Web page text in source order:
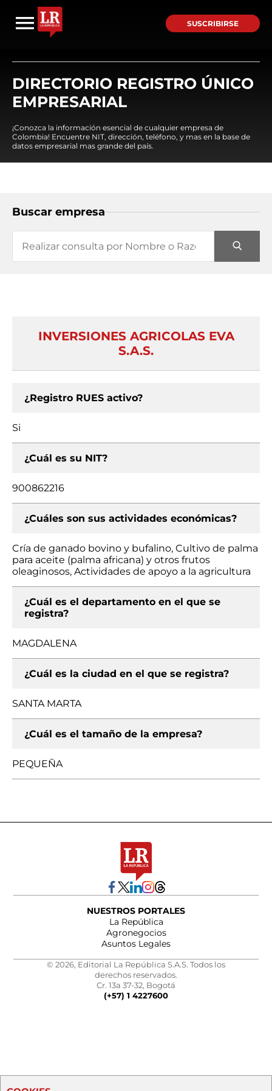
SUSCRIBIRSE
DIRECTORIO REGISTRO ÚNICO
EMPRESARIAL
¡Conozca la información esencial de cualquier empresa de
Colombia! Encuentre NIT, dirección, teléfono, y mas en la base de
datos empresarial mas grande del país.
Buscar empresa
INVERSIONES AGRICOLAS EVA
S.A.S.
¿Registro RUES activo?
Si
¿Cuál es su NIT?
900862216
¿Cuáles son sus actividades económicas?
Cría de ganado bovino y bufalino, Cultivo de palma
para aceite (palma africana) y otros frutos
oleaginosos, Actividades de apoyo a la agricultura
¿Cuál es el departamento en el que se
registra?
MAGDALENA
¿Cuál es la ciudad en el que se registra?
SANTA MARTA
¿Cuál es el tamaño de la empresa?
PEQUEÑA
NUESTROS PORTALES
La República
Agronegocios
Asuntos Legales
© 2026, Editorial La República S.A.S. Todos los
derechos reservados.
Cr. 13a 37-32, Bogotá
(+57) 1 4227600